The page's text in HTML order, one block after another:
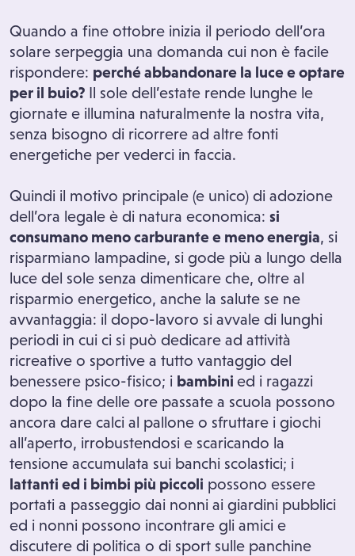
Quando a fine ottobre inizia il periodo dell’ora
solare serpeggia una domanda cui non è facile
rispondere: perché abbandonare la luce e optare
per il buio? Il sole dell’estate rende lunghe le
giornate e illumina naturalmente la nostra vita,
senza bisogno di ricorrere ad altre fonti
energetiche per vederci in faccia.
Quindi il motivo principale (e unico) di adozione
dell’ora legale è di natura economica: si
consumano meno carburante e meno energia, si
risparmiano lampadine, si gode più a lungo della
luce del sole senza dimenticare che, oltre al
risparmio energetico, anche la salute se ne
avvantaggia: il dopo-lavoro si avvale di lunghi
periodi in cui ci si può dedicare ad attività
ricreative o sportive a tutto vantaggio del
benessere psico-fisico; i bambini ed i ragazzi
dopo la fine delle ore passate a scuola possono
ancora dare calci al pallone o sfruttare i giochi
all’aperto, irrobustendosi e scaricando la
tensione accumulata sui banchi scolastici; i
lattanti ed i bimbi più piccoli possono essere
portati a passeggio dai nonni ai giardini pubblici
ed i nonni possono incontrare gli amici e
discutere di politica o di sport sulle panchine